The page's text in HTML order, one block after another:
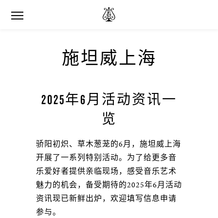
施坦威上海
2025年6月活动资讯一
览
骄阳初炽、草木葱茏的6月，施坦威上海
开展了一系列特别活动。为了给更多音
乐爱好者提供亲临现场，感受音乐艺术
魅力的机会，备受期待的2025年6月活动
资讯现已新鲜出炉，欢迎填写信息申请
参与。